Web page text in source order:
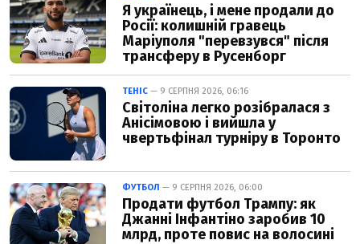
Я українець, і мене продали до
Росії: колишній гравець
Маріуполя "перевзувся" після
трансферу в Русенборг
ТЕНІС — 9 СЕРПНЯ 2026, 06:16
Світоліна легко розібралася з
Анісімовою і вийшла у
чвертьфінал турніру в Торонто
ФУТБОЛ — 9 СЕРПНЯ 2026, 06:00
Продати футбол Трампу: як
Джанні Інфантіно заробив 10
млрд, проте повис на волосині